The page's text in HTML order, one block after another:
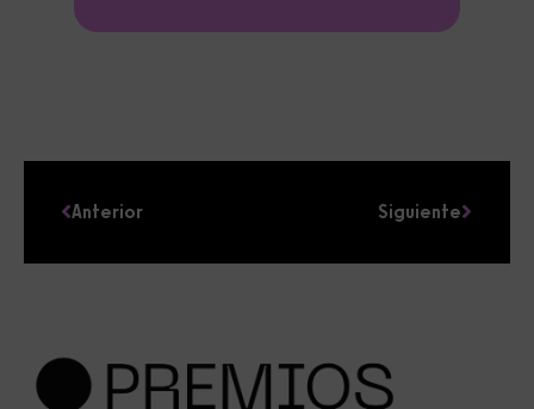
Anterior Siguiente